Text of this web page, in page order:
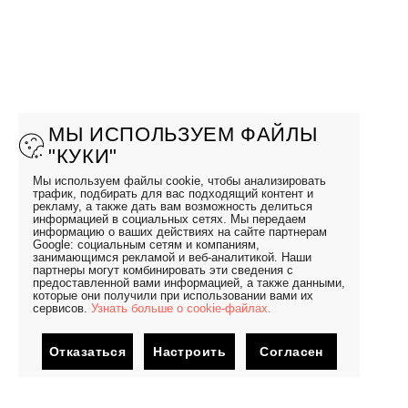
МЫ ИСПОЛЬЗУЕМ ФАЙЛЫ
"КУКИ"
Мы используем файлы cookie, чтобы анализировать
трафик, подбирать для вас подходящий контент и
рекламу, а также дать вам возможность делиться
информацией в социальных сетях. Мы передаем
информацию о ваших действиях на сайте партнерам
Google: социальным сетям и компаниям,
занимающимся рекламой и веб-аналитикой. Наши
партнеры могут комбинировать эти сведения с
предоставленной вами информацией, а также данными,
которые они получили при использовании вами их
сервисов. Узнать больше о cookie-файлах.
Отказаться Настроить Согласен